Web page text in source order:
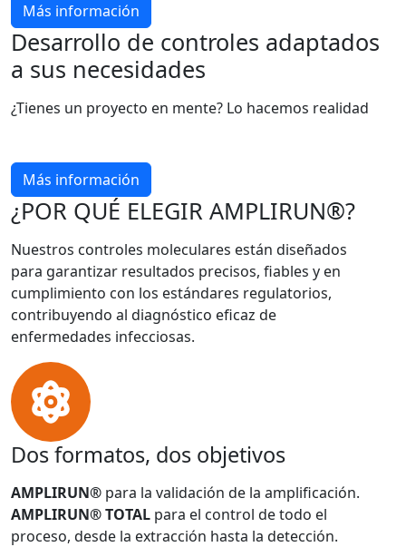
Más información
Desarrollo de controles adaptados
a sus necesidades
¿Tienes un proyecto en mente? Lo hacemos realidad
Más información
¿POR QUÉ ELEGIR AMPLIRUN®?
Nuestros controles moleculares están diseñados
para garantizar resultados precisos, fiables y en
cumplimiento con los estándares regulatorios,
contribuyendo al diagnóstico eficaz de
enfermedades infecciosas.
Dos formatos, dos objetivos
AMPLIRUN® para la validación de la amplificación.
AMPLIRUN® TOTAL para el control de todo el
proceso, desde la extracción hasta la detección.